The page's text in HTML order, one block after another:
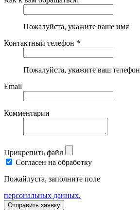
Пожалуйста, укажите ваше имя
Контактный телефон *
Пожалуйста, укажите ваш телефон
Email
Комментарии
Прикрепить файл
Согласен на обработку
Пожайлуста, заполните поле
персональных данных.